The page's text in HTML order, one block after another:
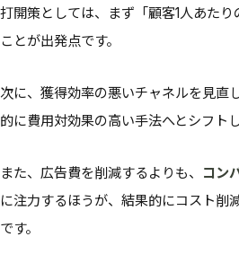
打開策としては、まず「顧客1人あた
ことが出発点です。
次に、獲得効率の悪いチャネルを見直
的に費用対効果の高い手法へとシフトし
また、広告費を削減するよりも、
コン
に注力するほうが、結果的にコスト削
です。